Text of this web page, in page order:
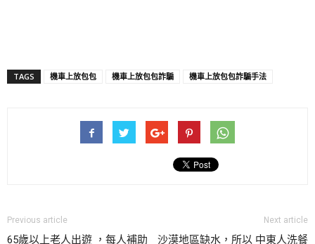
TAGS 機車上放包包 機車上放包包詐騙 機車上放包包詐騙手法
Previous article
65歲以上老人出遊 ，每人補助
Next article
沙漠地區缺水，所以 中東人洗餐